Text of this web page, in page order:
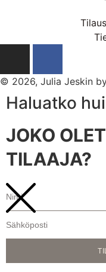
© 2026, Julia Jeskin
Haluatko
JOKO
TILAAJA?